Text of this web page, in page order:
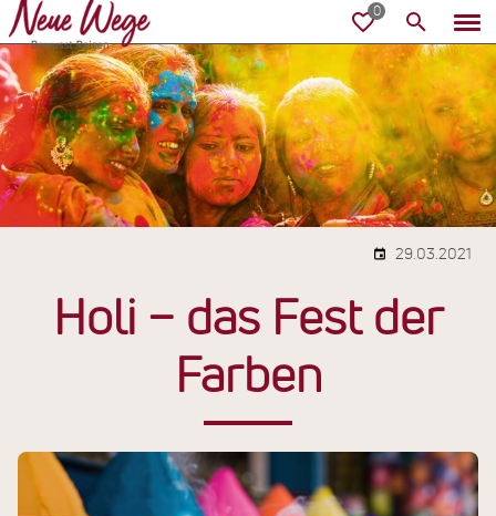
29.03.2021
Holi − das Fest der
Farben